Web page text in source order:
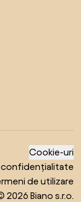
Cookie-uri
confidențialitate
de utilizare
2026 Biano s.r.o.